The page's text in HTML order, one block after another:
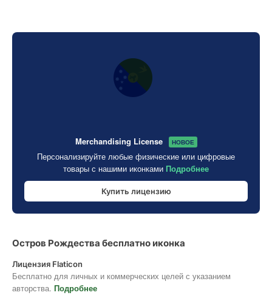
Merchandising License НОВОЕ
Персонализируйте любые физические или цифровые
товары с нашими иконками Подробнее
Купить лицензию
Остров Рождества бесплатно иконка
Лицензия Flaticon
Бесплатно для личных и коммерческих целей с указанием
авторства. Подробнее